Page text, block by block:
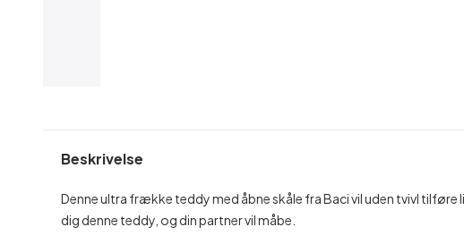
Beskrivelse
Denne ultra frække teddy med åbne skåle fra Baci vil uden tvivl
dig denne teddy, og din partner vil måbe.